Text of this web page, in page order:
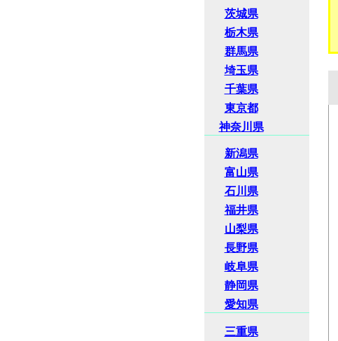
茨城県
栃木県
群馬県
埼玉県
千葉県
東京都
神奈川県
新潟県
富山県
石川県
福井県
山梨県
長野県
岐阜県
静岡県
愛知県
三重県